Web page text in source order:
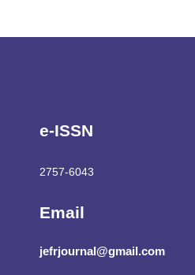
e-ISSN
2757-6043
Email
jefrjournal@gmail.com